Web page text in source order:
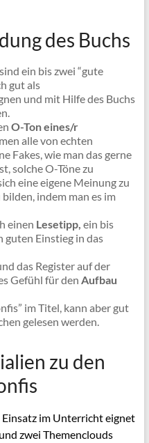
des Buchs
ein bis zwei “gute
gut als
und mit Hilfe des Buchs
O-Ton eines/r
alle von echten
Fakes, wie man das gerne
solche O-Töne zu
eine eigene Meinung zu
indem man es im
einen Lesetipp, ein bis
guten Einstieg in das
das Register auf der
Gefühl für den Aufbau
im Titel, kann aber gut
gelesen werden.
zu den
Einsatz im Unterricht eignet
zwei Themenclouds